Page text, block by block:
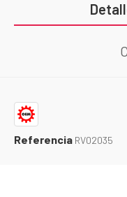
Referencia RV02035